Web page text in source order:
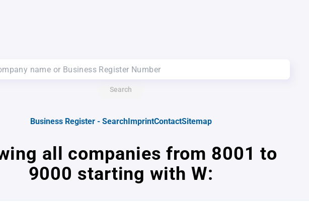
Search
Business Register - SearchImprintContactSitemap
all companies from 8001 to
9000 starting with W: